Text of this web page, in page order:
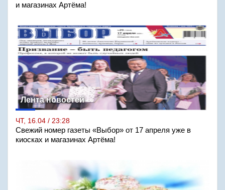
и магазинах Артёма!
Лента новостей
ЧТ, 16.04 / 23:28
Свежий номер газеты «Выбор» от 17 апреля уже в
киосках и магазинах Артёма!